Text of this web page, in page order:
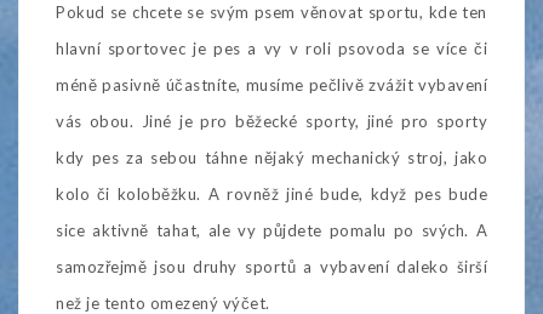
Pokud se chcete se svým psem věnovat sportu, kde ten
hlavní sportovec je pes a vy v roli psovoda se více či
méně pasivně účastníte, musíme pečlivě zvážit vybavení
vás obou. Jiné je pro běžecké sporty, jiné pro sporty
kdy pes za sebou táhne nějaký mechanický stroj, jako
kolo či koloběžku. A rovněž jiné bude, když pes bude
sice aktivně tahat, ale vy půjdete pomalu po svých. A
samozřejmě jsou druhy sportů a vybavení daleko širší
než je tento omezený výčet.